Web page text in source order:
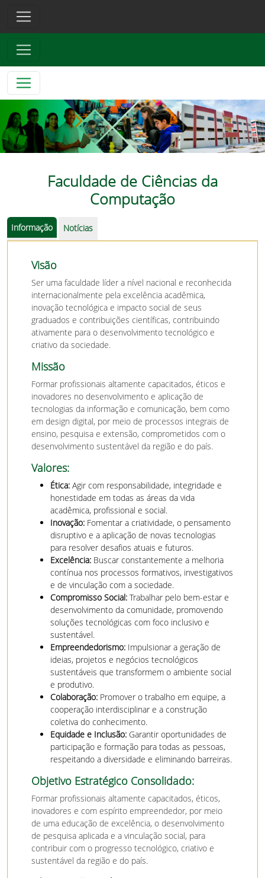
Faculdade de Ciências da
Computação
Informação Notícias
Visão
Ser uma faculdade líder a nível nacional e reconhecida
internacionalmente pela excelência acadêmica,
inovação tecnológica e impacto social de seus
graduados e contribuições científicas, contribuindo
ativamente para o desenvolvimento tecnológico e
criativo da sociedade.
Missão
Formar profissionais altamente capacitados, éticos e
inovadores no desenvolvimento e aplicação de
tecnologias da informação e comunicação, bem como
em design digital, por meio de processos integrais de
ensino, pesquisa e extensão, comprometidos com o
desenvolvimento sustentável da região e do país.
Valores:
Ética: Agir com responsabilidade, integridade e
honestidade em todas as áreas da vida
acadêmica, profissional e social.
Inovação: Fomentar a criatividade, o pensamento
disruptivo e a aplicação de novas tecnologias
para resolver desafios atuais e futuros.
Excelência: Buscar constantemente a melhoria
contínua nos processos formativos, investigativos
e de vinculação com a sociedade.
Compromisso Social: Trabalhar pelo bem-estar e
desenvolvimento da comunidade, promovendo
soluções tecnológicas com foco inclusivo e
sustentável.
Empreendedorismo: Impulsionar a geração de
ideias, projetos e negócios tecnológicos
sustentáveis que transformem o ambiente social
e produtivo.
Colaboração: Promover o trabalho em equipe, a
cooperação interdisciplinar e a construção
coletiva do conhecimento.
Equidade e Inclusão: Garantir oportunidades de
participação e formação para todas as pessoas,
respeitando a diversidade e eliminando barreiras.
Objetivo Estratégico Consolidado:
Formar profissionais altamente capacitados, éticos,
inovadores e com espírito empreendedor, por meio
de uma educação de excelência, o desenvolvimento
de pesquisa aplicada e a vinculação social, para
contribuir com o progresso tecnológico, criativo e
sustentável da região e do país.